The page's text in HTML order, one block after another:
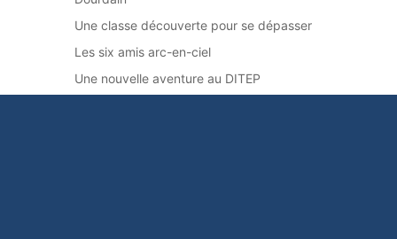
Une classe découverte pour se dépasser
Les six amis arc-en-ciel
Une nouvelle aventure au DITEP